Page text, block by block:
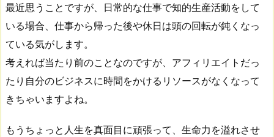
最近思うことですが、日常的な仕事で知的生産活動をして
いる場合、仕事から帰った後や休日は頭の回転が鈍くなっ
ている気がします。
考えれば当たり前のことなのですが、アフィリエイトだっ
たり自分のビジネスに時間をかけるリソースがなくなって
きちゃいますよね。
もうちょっと人生を真面目に頑張って、生命力を溢れさせ